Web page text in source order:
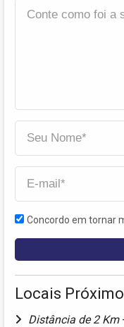
Concordo em tornar
Locais
Distância de 2 Km